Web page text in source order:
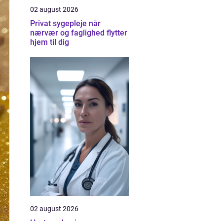
02 august 2026
Privat sygepleje når
nærvær og faglighed flytter
hjem til dig
02 august 2026